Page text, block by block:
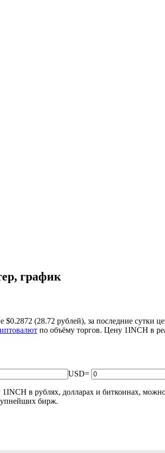
график
(28.72 рублей), за последние сутки
по объёму торгов. Цену 1INCH в
USD=
в рублях, долларах и биткоинах,
бирж.